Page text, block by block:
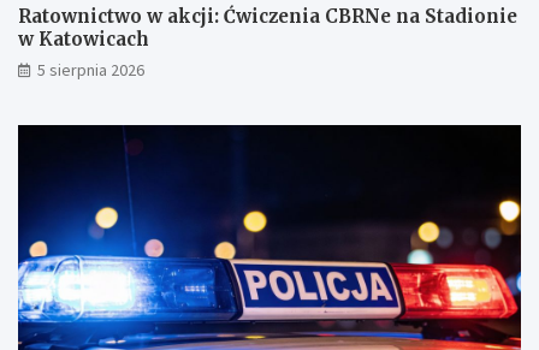
Ratownictwo w akcji: Ćwiczenia CBRNe na Stadionie
w Katowicach
5 sierpnia 2026